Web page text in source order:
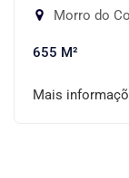
Morro do
655 M²
Mais